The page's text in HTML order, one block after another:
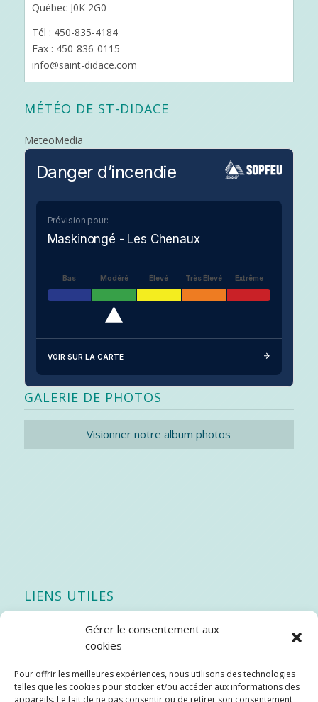
Gérer le consentement aux
cookies
Pour offrir les meilleures expériences, nous utilisons des technologies
telles que les cookies pour stocker et/ou accéder aux informations des
appareils. Le fait de ne pas consentir ou de retirer son consentement
Québec J0K 2G0
Tél : 450-835-4184
Fax : 450-836-0115
info@saint-didace.com
MÉTÉO DE ST-DIDACE
MeteoMedia
Danger d’incendie
Prévision pour:
Maskinongé - Les Chenaux
Bas Modéré Élevé Très Élevé Extrême
VOIR SUR LA CARTE
GALERIE DE PHOTOS
Visionner notre album photos
LIENS UTILES
Quoi de neuf
Stratégie québécoise d’économie d’eau potable
Bibliothèque